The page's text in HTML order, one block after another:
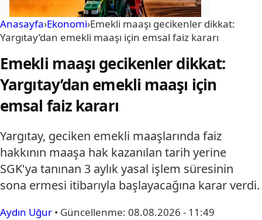
Anasayfa›Ekonomi›Emekli maaşı gecikenler dikkat:
Yargıtay’dan emekli maaşı için emsal faiz kararı
Emekli maaşı gecikenler dikkat:
Yargıtay’dan emekli maaşı için
emsal faiz kararı
Yargıtay, geciken emekli maaşlarında faiz
hakkının maaşa hak kazanılan tarih yerine
SGK'ya tanınan 3 aylık yasal işlem süresinin
sona ermesi itibarıyla başlayacağına karar verdi.
Aydın Uğur • Güncellenme: 08.08.2026 - 11:49